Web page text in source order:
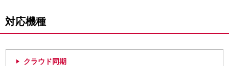
対応機種
クラウド同期